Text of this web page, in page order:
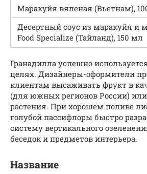
Маракуйя вяленая (Вьетнам),
Десертный соус из маракуйя и
Food Specialize (Тайланд), 150 мл
Гранадилла успешно
целях. Дизайнеры-оформители
клиентам высаживать фрукт в
(для южных регионов России)
растения. При хорошем поливе
голубой пассифлоры быстро
систему вертикального
беседок и предметов интерьера.
Название